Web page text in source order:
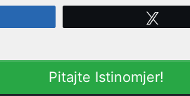
Pitajte Istinomjer!